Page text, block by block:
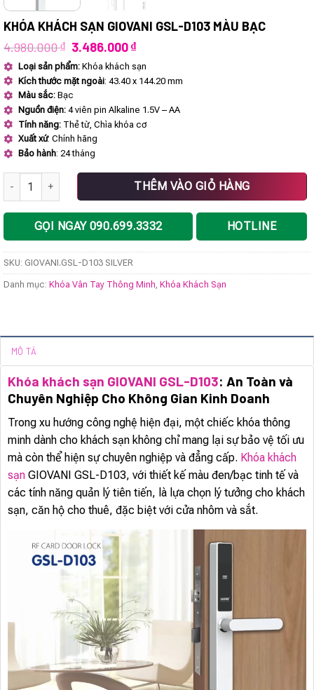
KHÓA KHÁCH SẠN GIOVANI GSL-D103 MÀU BẠC
4.980.000₫ Giá
gốc
là:
4.980.000 ₫.
3.486.000₫Giá
tại
là:
Loại sản phẩm: Khóa khách sạn
Kích thước mặt ngoài: 43.40 x 144.20 mm
Màu sắc: Bạc
Nguồn điện: 4 viên pin Alkaline 1.5V – AA
Tính năng: Thẻ từ, Chìa khóa cơ
Xuất xứ: Chính hãng
Bảo hành: 24 tháng
Khóa khách sạn GIOVANI GSL-D103 màu bạc số lượng
THÊM VÀO GIỎ HÀNG
GỌI NGAY 090.699.3332 HOTLINE
SKU: GIOVANI.GSL-D103 SILVER
Danh mục: Khóa Vân Tay Thông Minh Khóa Khách Sạn
MÔ TẢ
Khóa khách sạn GIOVANI GSL-D103: An Toàn và
Chuyên Nghiệp Cho Không Gian Kinh Doanh
Trong xu hướng công nghệ hiện đại, một chiếc khóa thông
minh dành cho khách sạn không chỉ mang lại sự bảo vệ tối ưu
mà còn thể hiện sự chuyên nghiệp và đẳng cấp. Khóa khách
sạn GIOVANI GSL-D103, với thiết kế màu đen/bạc tinh tế và
các tính năng quản lý tiên tiến, là lựa chọn lý tưởng cho khách
sạn, căn hộ cho thuê, đặc biệt với cửa nhôm và sắt.